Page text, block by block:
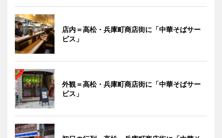
店内＝高松・兵庫町商店街に「中華そばサー
ビス」
外観＝高松・兵庫町商店街に「中華そばサー
ビス」